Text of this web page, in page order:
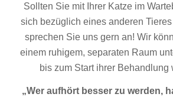
Sollten Sie mit Ihrer Katze im
sich bezüglich eines anderen
sprechen Sie uns gern an! Wir
einem ruhigem, separaten Raum
bis zum Start ihrer Behandlung
„Wer aufhört besser zu werden,